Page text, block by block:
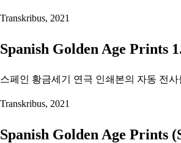
Transkribus, 2021
Spanish Golden Age Prints
스페인 황금세기 연극 인쇄본의 자동 전
Transkribus, 2021
Spanish Golden Age Prints